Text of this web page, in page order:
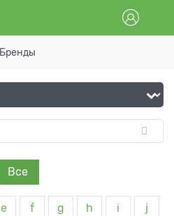
Бренды
Все
e f g h i j